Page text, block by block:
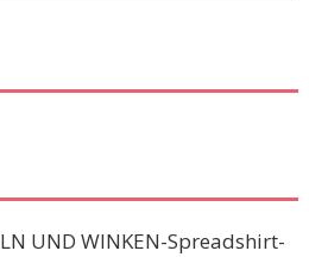
UND WINKEN-Spreadshirt-